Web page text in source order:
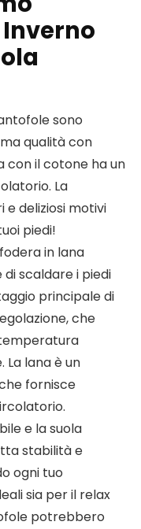
sono
qualità con
con il cotone ha un
La
e deliziosi motivi
piedi!
in lana
scaldare i piedi
principale di
che
lana è un
fornisce
e la suola
stabilità e
ogni tuo
sia per il relax
potrebbero